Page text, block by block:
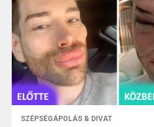
SZÉPSÉGÁPOLÁS & DIVAT